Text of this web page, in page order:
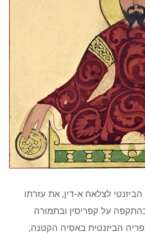
לצלאח א-דין, את עזרתו
על קפריסין ובתמורה
הביזנטית באסיה הקטנה,